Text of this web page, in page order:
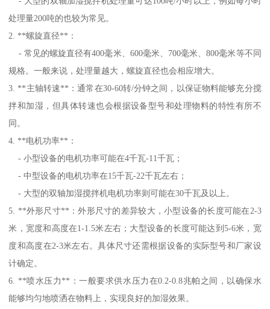
处理量200吨的也较为常见。
2. **螺旋直径**：
- 常见的螺旋直径有400毫米、600毫米、700毫米、800毫米等不同
规格。一般来说，处理量越大，螺旋直径也会相应增大。
3. **主轴转速**：通常在30-60转/分钟之间，以保证物料能够充分搅
拌和加湿，但具体转速也会根据设备型号和处理物料的特性有所不
同。
4. **电机功率**：
- 小型设备的电机功率可能在4千瓦-11千瓦；
- 中型设备的电机功率在15千瓦-22千瓦左右；
- 大型的双轴加湿搅拌机电机功率则可能在30千瓦及以上。
5. **外形尺寸**：外形尺寸的差异较大，小型设备的长度可能在2-3
米，宽度和高度在1-1.5米左右；大型设备的长度可能达到5-6米，宽
度和高度在2-3米左右。具体尺寸还需根据设备的实际型号和厂家设
计确定。
6. **喷水压力**：一般要求供水压力在0.2-0.8兆帕之间，以确保水
能够均匀地喷洒在物料上，实现良好的加湿效果。